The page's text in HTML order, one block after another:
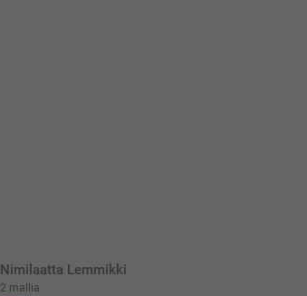
Nimilaatta Lemmikki
2 mallia